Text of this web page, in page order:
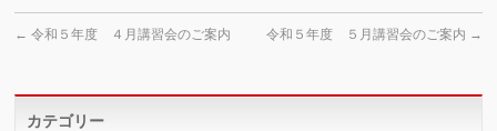
← 令和５年度 ４月講習会のご案内 令和５年度 ５月講習会のご案内 →
カテゴリー